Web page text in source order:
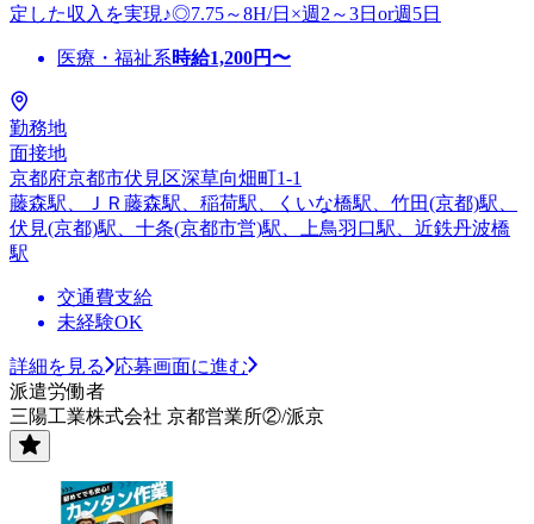
定した収入を実現♪◎7.75～8H/日×週2～3日or週5日
医療・福祉系時給1,200円〜
勤務地
面接地
京都府京都市伏見区深草向畑町1-1
藤森駅、ＪＲ藤森駅、稲荷駅、くいな橋駅、竹田(京都)駅、
伏見(京都)駅、十条(京都市営)駅、上鳥羽口駅、近鉄丹波橋
駅
交通費支給
未経験OK
詳細を見る
応募画面に進む
派遣労働者
三陽工業株式会社 京都営業所②/派京